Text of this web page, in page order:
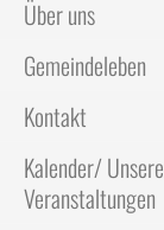
Über uns
Gemeindeleben
Kontakt
Kalender/ Unsere
Veranstaltungen